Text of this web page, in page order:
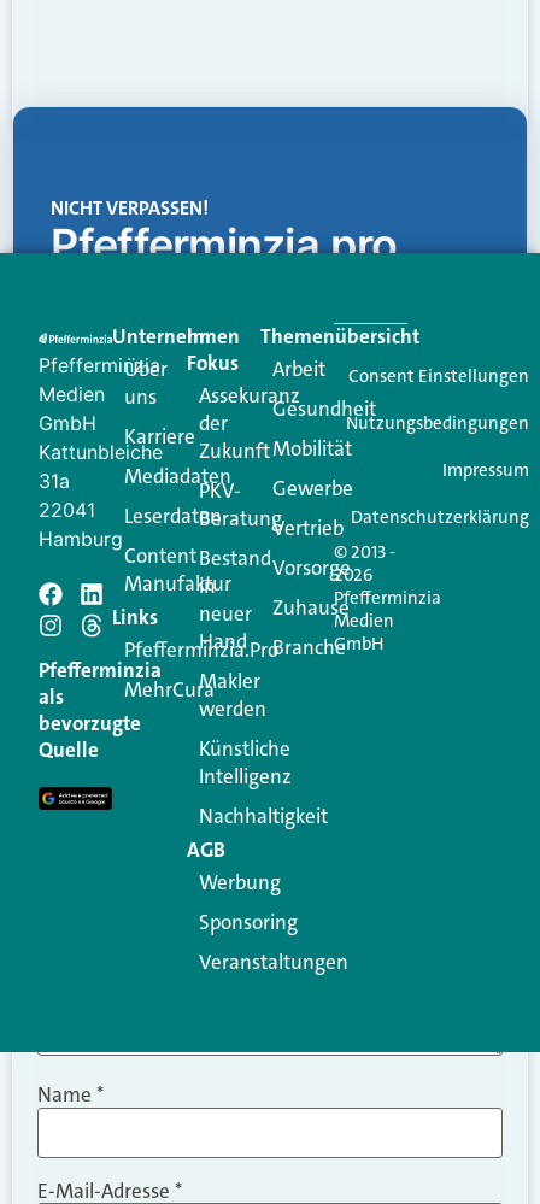
NICHT VERPASSEN!
Pfefferminzia.pro
Creator für Ihre Kundenkommunikation. Alles, was
Ihren Vertriebsalltag leichter macht. Mit nur einem
Login.
Jetzt anmelden
Schreiben Sie einen
Kommentar
Ihre E-Mail-Adresse wird nicht veröffentlicht.
Erforderliche Felder sind mit
Kommentar
Name *
E-Mail-Adresse *
Pfefferminzia
Medien
GmbH
Kattunbleiche
31a
22041
Hamburg
Pfefferminzia
als
bevorzugte
Quelle
Unternehmen
Über
uns
Karriere
Mediadaten
Leserdaten
Content
Manufaktur
Links
Pfefferminzia.Pro
MehrCura
Im
Fokus
Assekuranz
der
Zukunft
PKV-
Beratung
Bestand
in
neuer
Hand
Makler
werden
Künstliche
Intelligenz
Nachhaltigkeit
AGB
Werbung
Sponsoring
Veranstaltungen
Themenübersicht
Arbeit
Gesundheit
Mobilität
Gewerbe
Vertrieb
Vorsorge
Zuhause
Branche
© 2013 -
2026
Pfefferminzia
Medien
GmbH
Consent Einstellungen
Nutzungsbedingungen
Impressum
Datenschutzerklärung